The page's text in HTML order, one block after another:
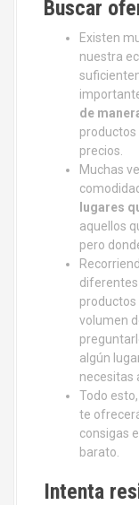
Buscar
Existen
nuestra
de
productos
precios.
Muchas
lugares
aquellos
pero
productos
volumen
algún
necesitas
Todo esto,
te
consigas
barato.
Intenta